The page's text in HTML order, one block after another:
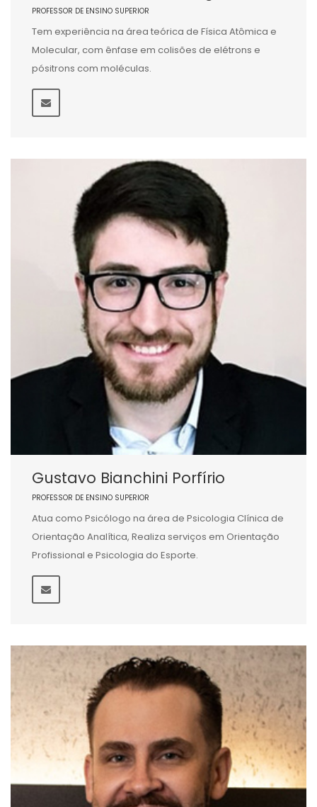
PROFESSOR DE ENSINO SUPERIOR
Tem experiência na área teórica de Física Atômica e
Molecular, com ênfase em colisões de elétrons e
pósitrons com moléculas.
Gustavo Bianchini Porfírio
PROFESSOR DE ENSINO SUPERIOR
Atua como Psicólogo na área de Psicologia Clínica de
Orientação Analítica, Realiza serviços em Orientação
Profissional e Psicologia do Esporte.